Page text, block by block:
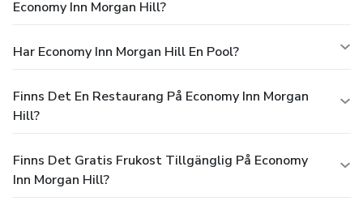
Economy Inn Morgan Hill?
Har Economy Inn Morgan Hill En Pool?
Finns Det En Restaurang På Economy Inn Morgan
Hill?
Finns Det Gratis Frukost Tillgänglig På Economy
Inn Morgan Hill?